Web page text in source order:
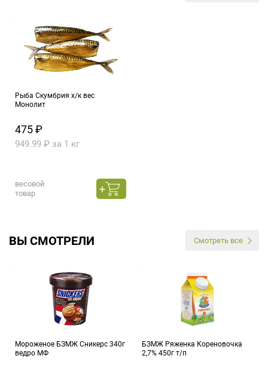
Рыба Скумбрия х/к вес
Монолит
475 ₽
949.99 ₽ за 1 кг
весовой
товар
ВЫ СМОТРЕЛИ Смотреть все
Мороженое БЗМЖ Сникерс 340г
ведро МФ
БЗМЖ Ряженка Кореновочка
2,7% 450г т/п